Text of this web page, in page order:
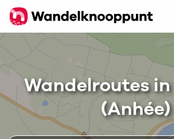
Wandelroutes
(Anhée)